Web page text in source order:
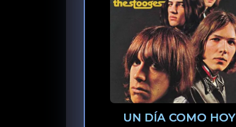
UN DÍA COMO HOY